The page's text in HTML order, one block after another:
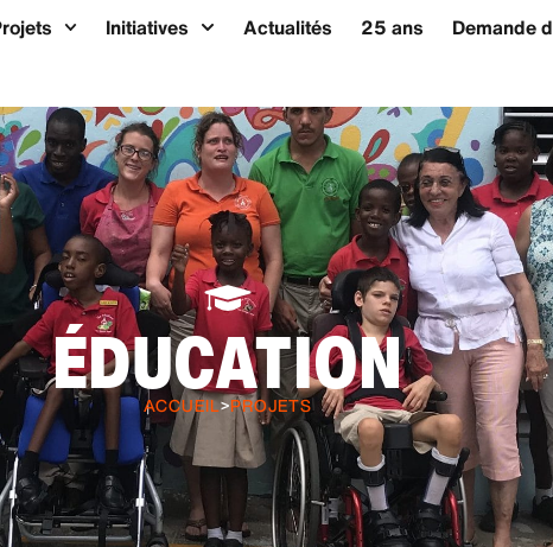
Initiatives Actualités 25 ans Demande
ÉDUCATION
ACCUEIL>PROJETS